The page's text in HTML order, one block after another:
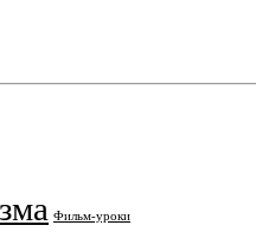
Фильм-уроки